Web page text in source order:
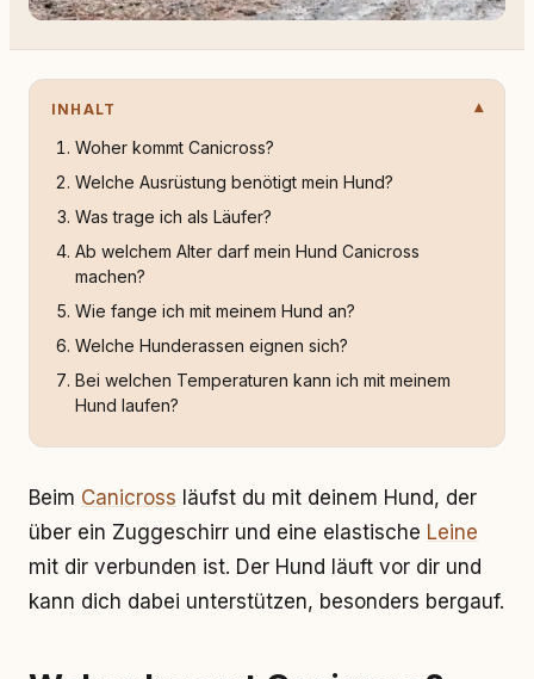
INHALT
Woher kommt Canicross?
Welche Ausrüstung benötigt mein Hund?
Was trage ich als Läufer?
Ab welchem Alter darf mein Hund Canicross
machen?
Wie fange ich mit meinem Hund an?
Welche Hunderassen eignen sich?
Bei welchen Temperaturen kann ich mit meinem
Hund laufen?
Beim Canicross läufst du mit deinem Hund, der
über ein Zuggeschirr und eine elastische Leine
mit dir verbunden ist. Der Hund läuft vor dir und
kann dich dabei unterstützen, besonders bergauf.